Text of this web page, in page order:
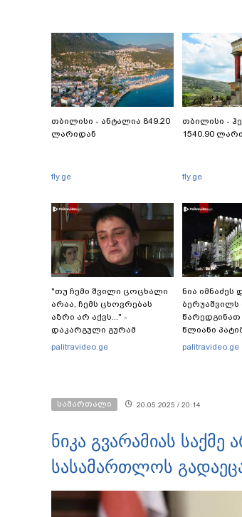
თბილისი - ანტალია 849.20
ლარიდან
fly.ge
თბილისი -
1540.90
fly.ge
"თუ ჩემი შვილი ცოცხალი
არაა, ჩემს ცხოვრებას
აზრი არ აქვს..." -
დაკარგული გურამ
დადიანიძის დედის
palitravideo.ge
ნია იმნაძეს
წლიანი
ემუქრებათ
palitravideo.ge
სამართალი 20.05.2025 / 20:14
ნიკა გვარამიას
სასამართლოს